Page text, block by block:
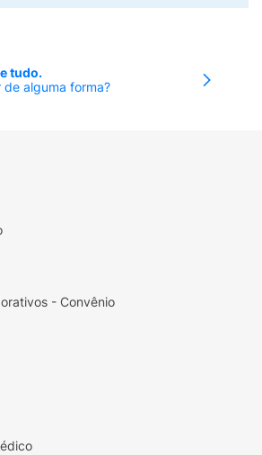
da raiz ás pontas, pois
pigmentos de cor e
e cobre até 50% dos fios
tudo.
de alguma forma?
- Convênio